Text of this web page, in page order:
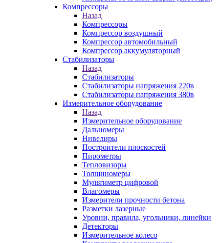
Компрессоры
Назад
Компрессоры
Компрессор воздушный
Компрессор автомобильный
Компрессор аккумуляторный
Стабилизаторы
Назад
Стабилизаторы
Стабилизаторы напряжения 220в
Стабилизаторы напряжения 380в
Измерительное оборудование
Назад
Измерительное оборудование
Дальномеры
Нивелиры
Построители плоскостей
Пирометры
Тепловизоры
Толщиномеры
Мультиметр цифровой
Влагомеры
Измерители прочности бетона
Разметки лазерные
Уровни, правила, угольники, линейки
Детекторы
Измерительное колесо